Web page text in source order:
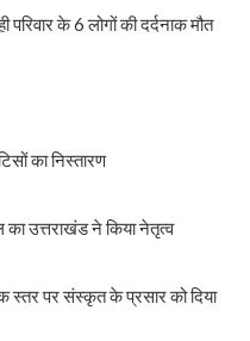
के 6 लोगों की दर्दनाक मौत
का निस्तारण
उत्तराखंड ने किया नेतृत्व
स्तर पर संस्कृत के प्रसार को दिया